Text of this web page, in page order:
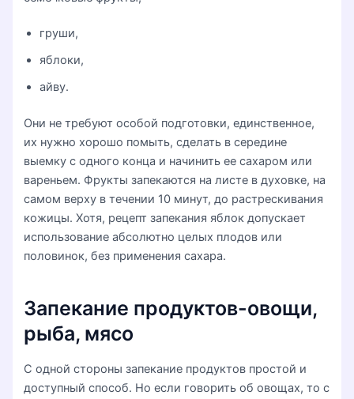
груши,
яблоки,
айву.
Они не требуют особой подготовки, единственное,
их нужно хорошо помыть, сделать в середине
выемку с одного конца и начинить ее сахаром или
вареньем. Фрукты запекаются на листе в духовке, на
самом верху в течении 10 минут, до растрескивания
кожицы. Хотя, рецепт запекания яблок допускает
использование абсолютно целых плодов или
половинок, без применения сахара.
Запекание продуктов-овощи,
рыба, мясо
С одной стороны запекание продуктов простой и
доступный способ. Но если говорить об овощах, то с